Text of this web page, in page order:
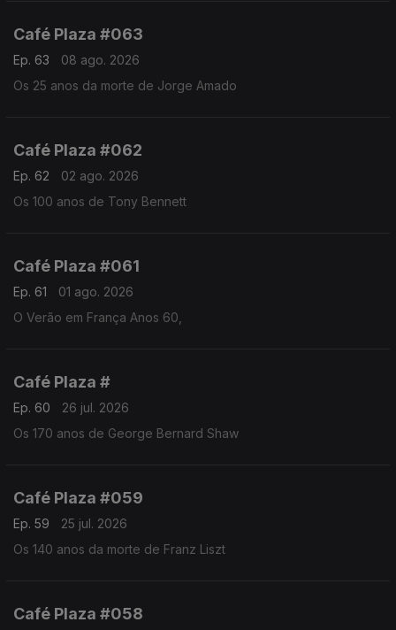
Café Plaza #063
Ep. 63
08 ago. 2026
Os 25 anos da morte de Jorge Amado
Café Plaza #062
Ep. 62
02 ago. 2026
Os 100 anos de Tony Bennett
Café Plaza #061
Ep. 61
01 ago. 2026
O Verão em França Anos 60,
Café Plaza #
Ep. 60
26 jul. 2026
Os 170 anos de George Bernard Shaw
Café Plaza #059
Ep. 59
25 jul. 2026
Os 140 anos da morte de Franz Liszt
Café Plaza #058